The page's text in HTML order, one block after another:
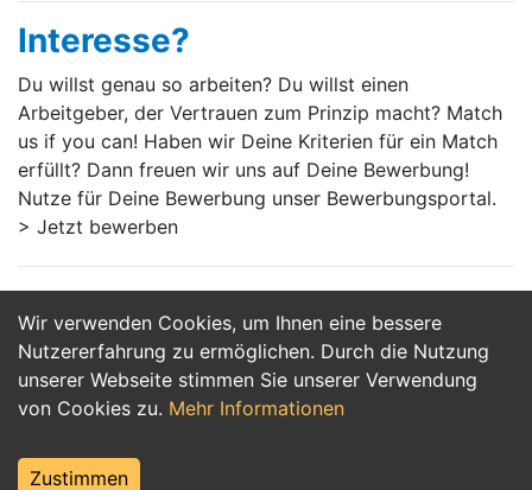
Wir verwenden Cookies, um Ihnen eine bessere
Nutzererfahrung zu ermöglichen. Durch die Nutzung
unserer Webseite stimmen Sie unserer Verwendung
von Cookies zu. Mehr Informationen
Zustimmen
Interesse?
Du willst genau so arbeiten? Du willst einen
Arbeitgeber, der Vertrauen zum Prinzip macht? Match
us if you can! Haben wir Deine Kriterien für ein Match
erfüllt? Dann freuen wir uns auf Deine Bewerbung!
Nutze für Deine Bewerbung unser Bewerbungsportal.
> Jetzt bewerben
Jetzt Bewerben